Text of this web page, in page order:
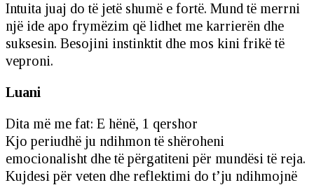
Intuita juaj do të jetë shumë e fortë. Mund të merrni
një ide apo frymëzim që lidhet me karrierën dhe
suksesin. Besojini instinktit dhe mos kini frikë të
veproni.
Luani
Dita më me fat: E hënë, 1 qershor
Kjo periudhë ju ndihmon të shëroheni
emocionalisht dhe të përgatiteni për mundësi të reja.
Kujdesi për veten dhe reflektimi do t’ju ndihmojnë